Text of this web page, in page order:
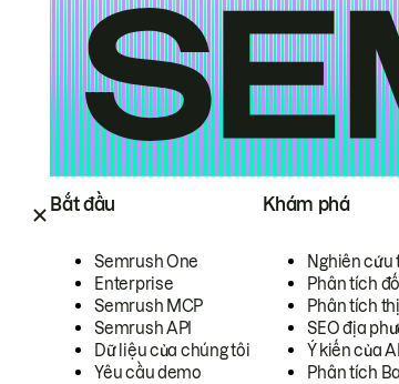
Bắt đầu
Semrush One
Enterprise
Semrush MCP
Semrush API
Dữ liệu của chúng tôi
Yêu cầu demo
Khám phá
Nghiên cứu
Phân tích
Phân tích
SEO địa
Ý kiến của
Phân tích